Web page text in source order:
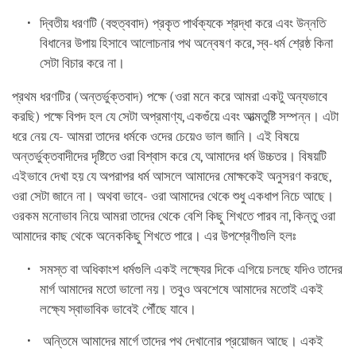
দ্বিতীয় ধরণটি (বহুত্ববাদ) প্রকৃত পার্থক্যকে শ্রদ্ধা করে এবং উন্নতি
বিধানের উপায় হিসাবে আলোচনার পথ অন্বেষণ করে, স্ব-ধর্ম শ্রেষ্ঠ কিনা
সেটা বিচার করে না।
প্রথম ধরণটির (অন্তর্ভুক্তবাদ) পক্ষে (ওরা মনে করে আমরা একটু অন্যভাবে
করছি) পক্ষে বিপদ হল যে সেটা অপ্রমাণ্য, একগুঁয়ে এবং আত্মতুষ্টি সম্পন্ন। এটা
ধরে নেয় যে- আমরা তাদের ধর্মকে ওদের চেয়েও ভাল জানি। এই বিষয়ে
অন্তর্ভুক্তবাদীদের দৃষ্টিতে ওরা বিশ্বাস করে যে, আমাদের ধর্ম উচ্চতর। বিষয়টি
এইভাবে দেখা হয় যে অপরাপর ধর্ম আসলে আমাদের মোক্ষকেই অনুসরণ করছে,
ওরা সেটা জানে না। অথবা ভাবে- ওরা আমাদের থেকে শুধু একধাপ নিচে আছে।
ওরকম মনোভাব নিয়ে আমরা তাদের থেকে বেশি কিছু শিখতে পারব না, কিন্তু ওরা
আমাদের কাছ থেকে অনেককিছু শিখতে পারে। এর উপশ্রেণীগুলি হলঃ
সমস্ত বা অধিকাংশ ধর্মগুলি একই লক্ষ্যের দিকে এগিয়ে চলছে যদিও তাদের
মার্গ আমাদের মতো ভালো নয়। তবুও অবশেষে আমাদের মতোই একই
লক্ষ্যে স্বাভাবিক ভাবেই পৌঁছে যাবে।
অন্তিমে আমাদের মার্গে তাদের পথ দেখানোর প্রয়োজন আছে। একই